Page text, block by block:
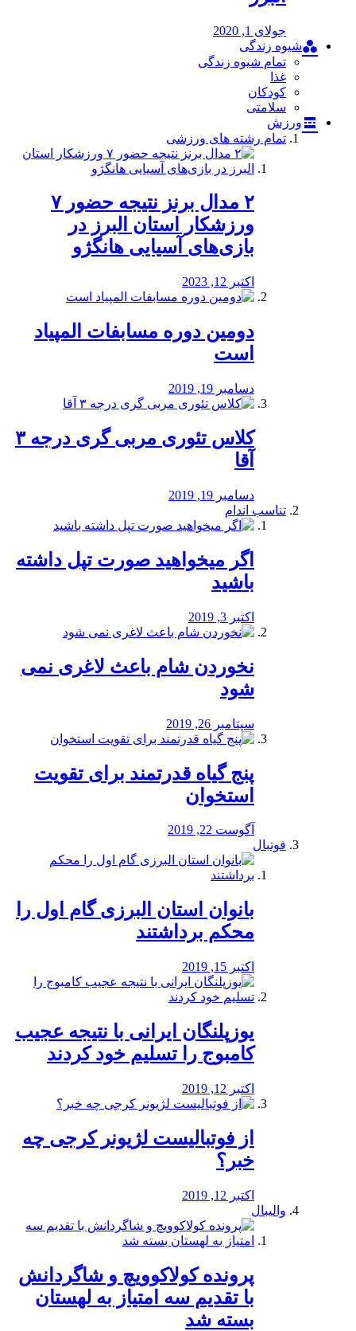
جولای 1, 2020
شیوه زندگی
تمام شیوه زندگی
غذا
کودکان
سلامتی
ورزش
تمام رشته های ورزشی
۲ مدال برنز نتیجه حضور ۷
ورزشکار استان البرز در
بازی‌های آسیایی هانگژو
اکتبر 12, 2023
دومین دوره مسابفات المپیاد
است
دسامبر 19, 2019
کلاس تئوری مربی گری درجه ۳
آقا
دسامبر 19, 2019
تناسب اندام
اگر میخواهید صورت تپل داشته
باشید
اکتبر 3, 2019
نخوردن شام باعث لاغری نمی
‌شود
سپتامبر 26, 2019
پنج گیاه قدرتمند برای تقویت
استخوان
آگوست 22, 2019
فوتبال
بانوان استان البرزی گام اول را
محكم برداشتند
اکتبر 15, 2019
یوزپلنگان ایرانی با نتیجه عجیب
کامبوج را تسلیم خود کردند
اکتبر 12, 2019
از فوتبالیست لژیونر کرجی چه
خبر؟
اکتبر 12, 2019
والیبال
پرونده کولاکوویچ و شاگردانش
با تقدیم سه امتیاز به لهستان
بسته شد